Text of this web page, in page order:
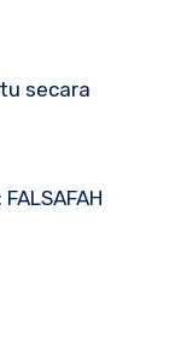
secara